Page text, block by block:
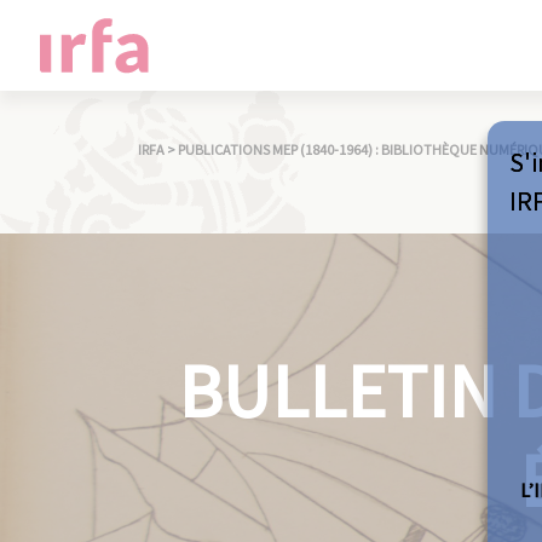
IRFA > PUBLICATIONS MEP (1840-1964) : BIBLIOTHÈQUE
BULLETIN